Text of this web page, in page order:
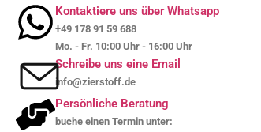
Kontaktiere uns über Whatsapp
+49 178 91 59 688
Mo. - Fr. 10:00 Uhr - 16:00 Uhr
Schreibe uns eine Email
info@zierstoff.de
Persönliche Beratung
buche einen Termin unter: